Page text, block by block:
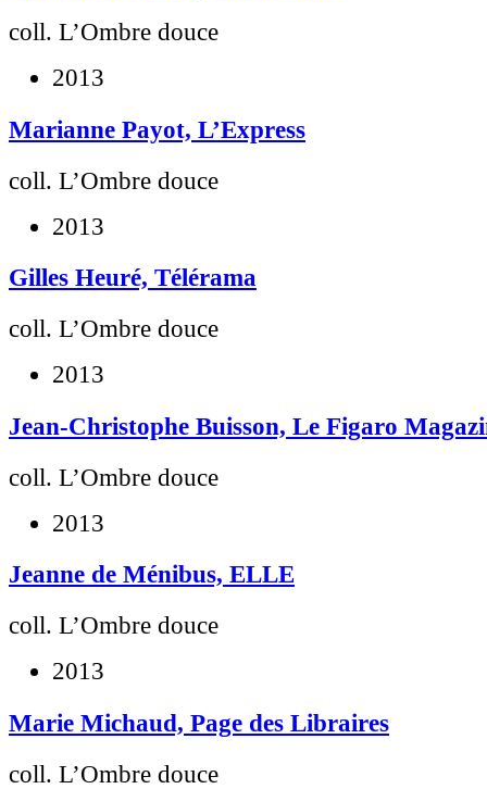
coll. L’Ombre douce
2013
Marianne Payot, L’Express
coll. L’Ombre douce
2013
Gilles Heuré, Télérama
coll. L’Ombre douce
2013
Jean-Christophe Buisson, Le Figaro
coll. L’Ombre douce
2013
Jeanne de Ménibus, ELLE
coll. L’Ombre douce
2013
Marie Michaud, Page des Libraires
coll. L’Ombre douce